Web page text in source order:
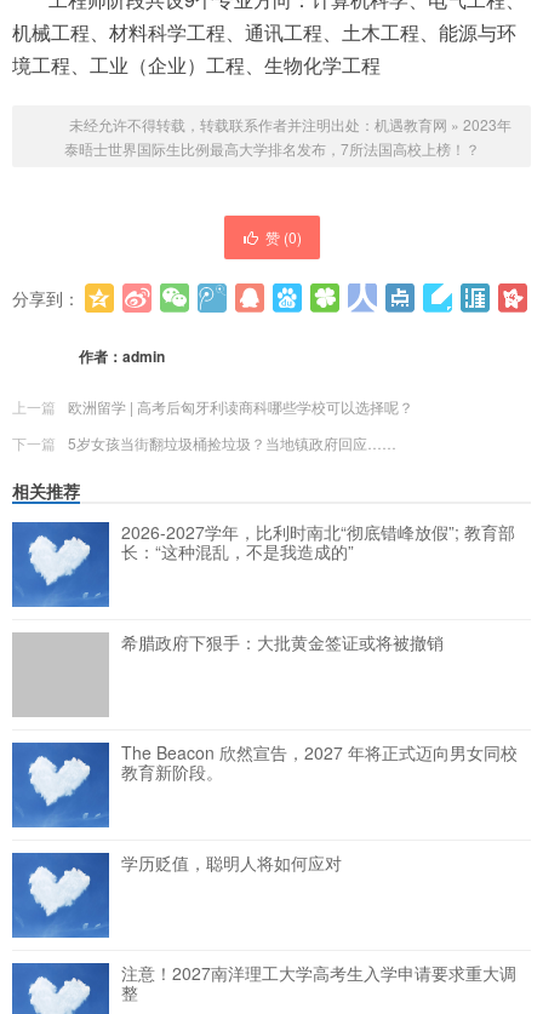
机械工程、材料科学工程、通讯工程、土木工程、能源与环
境工程、工业（企业）工程、生物化学工程
未经允许不得转载，转载联系作者并注明出处： 机遇教育网 » 2023年
泰晤士世界国际生比例最高大学排名发布，7所法国高校上榜！？
赞 (0)
分享到：
作者： admin
上一篇
欧洲留学 | 高考后匈牙利读商科哪些学校可以选择呢？
下一篇
5岁女孩当街翻垃圾桶捡垃圾？当地镇政府回应……
相关推荐
2026-2027学年，比利时南北“彻底错峰放假”; 教育部
长：“这种混乱，不是我造成的”
希腊政府下狠手：大批黄金签证或将被撤销
The Beacon 欣然宣告，2027 年将正式迈向男女同校
教育新阶段。
学历贬值，聪明人将如何应对
注意！2027南洋理工大学高考生入学申请要求重大调
整